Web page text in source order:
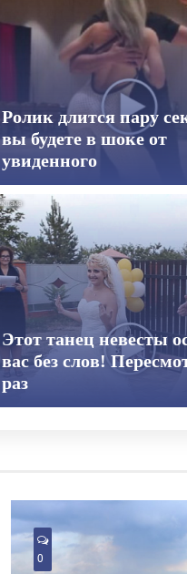
Ролик длится пару
вы будете в шоке от
увиденного
Этот танец невесты
вас без слов!
раз
0